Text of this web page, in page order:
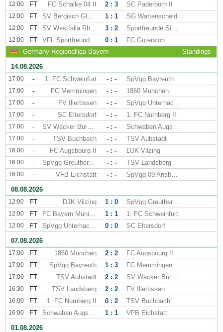
12:00 FT FC Schalke 04 II 2 : 3 SC Paderborn II
12:00 FT SV Bergisch Gladbach 1 : 1 SG Wattenscheid
12:00 FT SV Westfalia Rhynern 3 : 2 Sportfreunde Siegen
12:00 FT VFL Sportfreunde Lotte 0 : 1
FC Gutersloh
Germany Regionalliga Bayern
Standings
14.08.2026
17:00 - 1. FC Schweinfurt - : - SpVgg Bayreuth
17:00 - FC Memmingen - : - 1860 Munchen
17:00 - FV Illertissen - : - SpVgg Unterhaching
17:00 - SC Eltersdorf - : - 1. FC Nurnberg II
17:00 - SV Wacker Burghausen - : - Schwaben Augsburg
17:00 - TSV Buchbach - : - TSV Aubstadt
16:00 - FC Augsbourg II - : - DJK Vilzing
16:00 - SpVgg Greuther Furth II - : - TSV Landsberg
16:00 - VFB Eichstatt - : -
SpVgg 09 Ansbach
08.08.2026
12:00 FT DJK Vilzing 1 : 0 SpVgg Greuther Furth II
12:00 FT FC Bayern Munich II 1 : 1 1. FC Schweinfurt
12:00 FT SpVgg Unterhaching 0 : 0
SC Eltersdorf
07.08.2026
17:00 FT 1860 Munchen 2 : 2 FC Augsbourg II
17:00 FT SpVgg Bayreuth 1 : 3 FC Memmingen
17:00 FT TSV Aubstadt 2 : 2 SV Wacker Burghausen
16:30 FT TSV Landsberg 2 : 2 FV Illertissen
16:00 FT 1. FC Nurnberg II 0 : 2 TSV Buchbach
16:00 FT Schwaben Augsburg 1 : 1
VFB Eichstatt
01.08.2026